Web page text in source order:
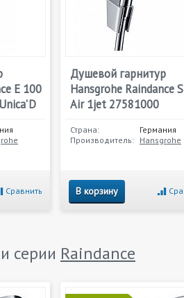
E 100
Сравнить
Душевой гарнитур
Hansgrohe Raindance
Air 1jet 27581000
Страна:
Германия
Производитель: Hansgrohe
В корзину
серии Raindance